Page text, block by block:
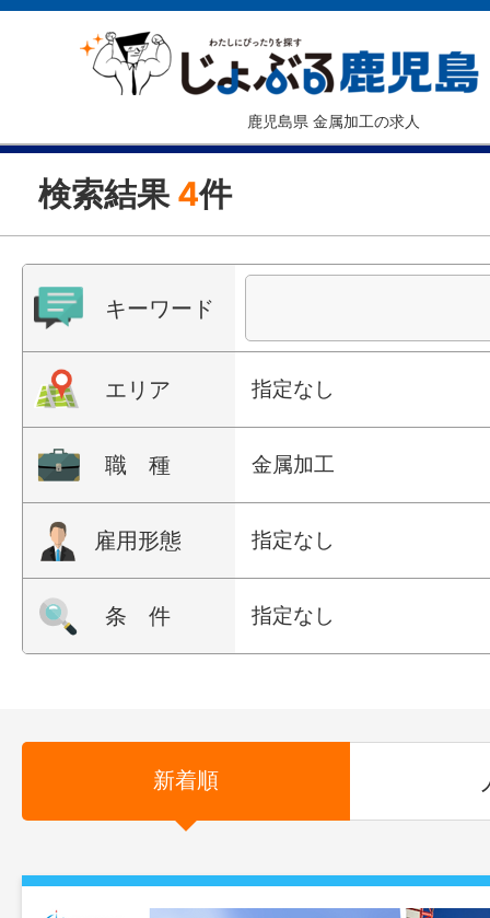
鹿児島県 金属加工の求人
検索結果 4件
キーワード
エリア 指定なし
職 種 金属加工
雇用形態 指定なし
条 件 指定なし
新着順